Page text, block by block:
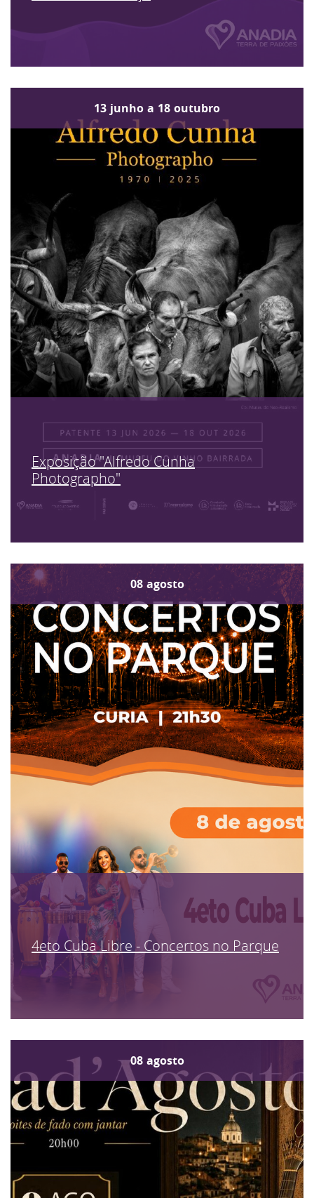
13 junho a 18 outubro
Exposição "Alfredo Cunha
Photographo"
08 agosto
4eto Cuba Libre - Concertos no Parque
08 agosto